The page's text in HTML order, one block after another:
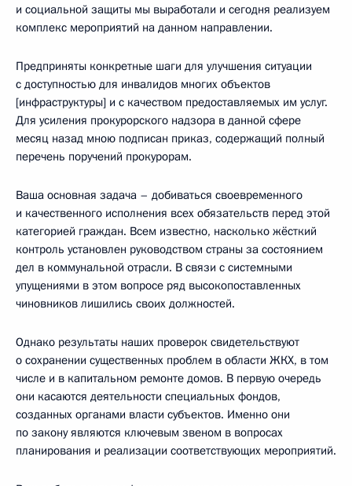
и социальной защиты мы выработали и сегодня реализуем
комплекс мероприятий на данном направлении.
Предприняты конкретные шаги для улучшения ситуации
с доступностью для инвалидов многих объектов
[инфраструктуры] и с качеством предоставляемых им услуг.
Для усиления прокурорского надзора в данной сфере
месяц назад мною подписан приказ, содержащий полный
перечень поручений прокурорам.
Ваша основная задача – добиваться своевременного
и качественного исполнения всех обязательств перед этой
категорией граждан. Всем известно, насколько жёсткий
контроль установлен руководством страны за состоянием
дел в коммунальной отрасли. В связи с системными
упущениями в этом вопросе ряд высокопоставленных
чиновников лишились своих должностей.
Однако результаты наших проверок свидетельствуют
о сохранении существенных проблем в области ЖКХ, в том
числе и в капитальном ремонте домов. В первую очередь
они касаются деятельности специальных фондов,
созданных органами власти субъектов. Именно они
по закону являются ключевым звеном в вопросах
планирования и реализации соответствующих мероприятий.